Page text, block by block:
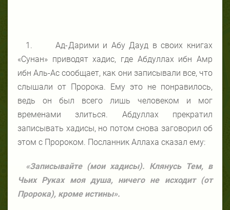
1. Ад-Дарими и Абу Дауд в своих книгах
«Сунан» приводят хадис, где Абдуллах ибн Амр
ибн Аль-Ас сообщает, как они записывали все, что
слышали от Пророка. Ему это не понравилось,
ведь он был всего лишь человеком и мог
временами злиться. Абдуллах прекратил
записывать хадисы, но потом снова заговорил об
этом с Пророком. Посланник Аллаха сказал ему:
«Записывайте (мои хадисы). Клянусь Тем, в
Чьих Руках моя душа, ничего не исходит (от
Пророка), кроме истины».